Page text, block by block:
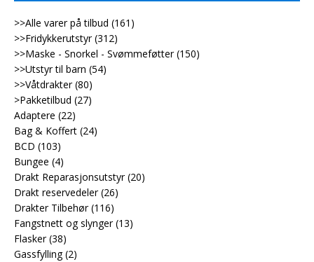
>>Alle varer på tilbud (161)
>>Fridykkerutstyr (312)
>>Maske - Snorkel - Svømmeføtter (150)
>>Utstyr til barn (54)
>>Våtdrakter (80)
>Pakketilbud (27)
Adaptere (22)
Bag & Koffert (24)
BCD (103)
Bungee (4)
Drakt Reparasjonsutstyr (20)
Drakt reservedeler (26)
Drakter Tilbehør (116)
Fangstnett og slynger (13)
Flasker (38)
Gassfylling (2)